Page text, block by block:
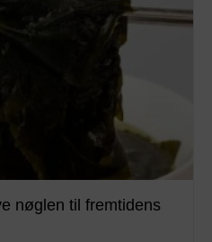
nøglen til fremtidens